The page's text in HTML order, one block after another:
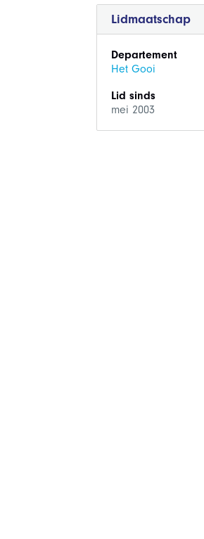
Lidmaatschap
Departement
Het Gooi
Lid sinds
mei 2003